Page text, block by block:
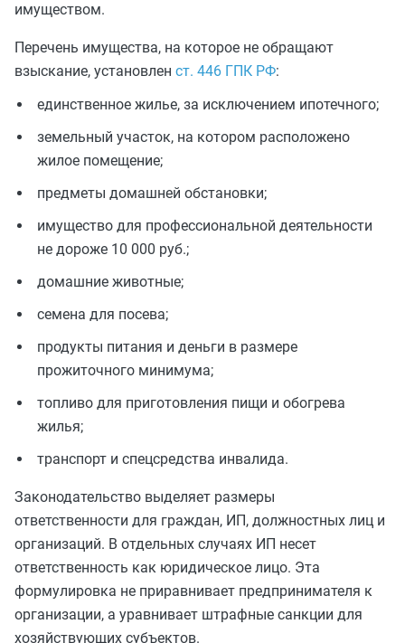
имуществом.
Перечень имущества, на которое не обращают
взыскание, установлен ст. 446 ГПК РФ:
единственное жилье, за исключением ипотечного;
земельный участок, на котором расположено
жилое помещение;
предметы домашней обстановки;
имущество для профессиональной деятельности
не дороже 10 000 руб.;
домашние животные;
семена для посева;
продукты питания и деньги в размере
прожиточного минимума;
топливо для приготовления пищи и обогрева
жилья;
транспорт и спецсредства инвалида.
Законодательство выделяет размеры
ответственности для граждан, ИП, должностных лиц и
организаций. В отдельных случаях ИП несет
ответственность как юридическое лицо. Эта
формулировка не приравнивает предпринимателя к
организации, а уравнивает штрафные санкции для
хозяйствующих субъектов.